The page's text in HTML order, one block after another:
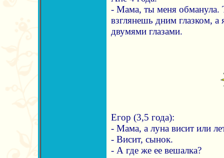
- Мама, ты меня обманула.
взглянешь дним глазком, а
двумями глазами.
Егор (3,5 года):
- Мама, а луна висит или
- Висит, сынок.
- А где же ее вешалка?